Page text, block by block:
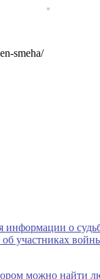
smeha/